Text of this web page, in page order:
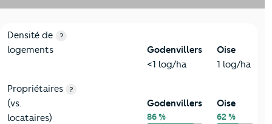
1-Immobilier
Critères Godenvillers
Densité de
logements
?
Godenvillers
<1 log/ha
Oise
1 log/ha
Propriétaires
(vs.
locataires)
?
Godenvillers
86 %
Oise
62 %